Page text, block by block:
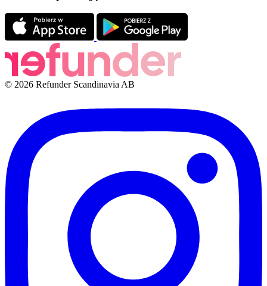
© 2026 Refunder Scandinavia AB